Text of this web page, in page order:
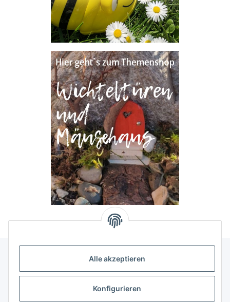
Alle akzeptieren
Konfigurieren
Allgemeine Informationen